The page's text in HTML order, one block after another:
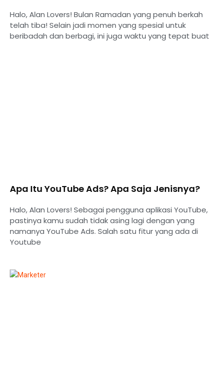
Halo, Alan Lovers! Bulan Ramadan yang penuh berkah
telah tiba! Selain jadi momen yang spesial untuk
beribadah dan berbagi, ini juga waktu yang tepat buat
⁠Apa Itu YouTube Ads? Apa Saja Jenisnya?
Halo, Alan Lovers! Sebagai pengguna aplikasi YouTube,
pastinya kamu sudah tidak asing lagi dengan yang
namanya YouTube Ads. Salah satu fitur yang ada di
Youtube